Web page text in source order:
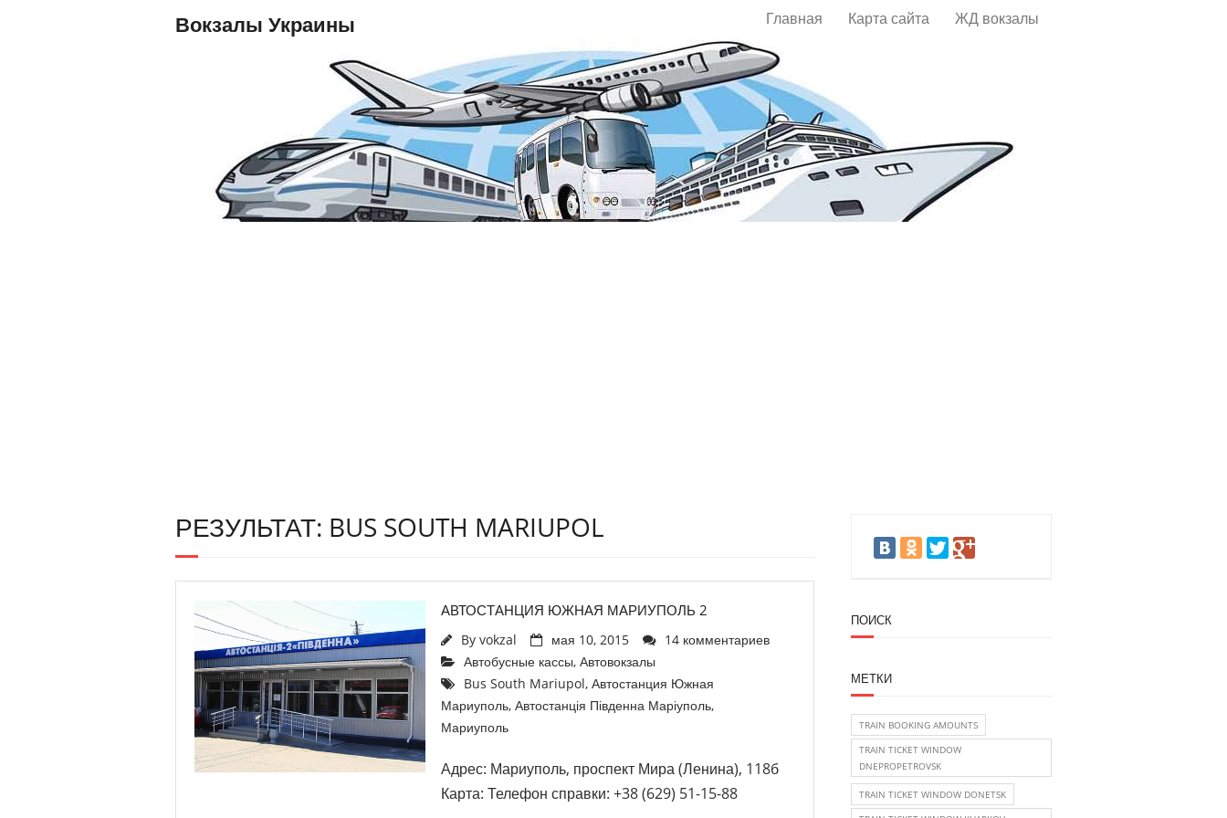
Вокзалы Украины Главная Карта сайта ЖД вокзалы
РЕЗУЛЬТАТ: BUS SOUTH MARIUPOL
АВТОСТАНЦИЯ ЮЖНАЯ МАРИУПОЛЬ 2
Byvokzal мая 10, 2015
14 комментариев
Автобусные кассы,Автовокзалы
Bus South Mariupol,Автостанция Южная
Мариуполь,Автостанція Південна Маріуполь,
Мариуполь
Адрес: Мариуполь, проспект Мира (Ленина), 118б
Карта: Телефон справки: +38 (629) 51-15-88
ПОИСК
МЕТКИ
TRAIN BOOKING AMOUNTS
TRAIN TICKET WINDOW
DNEPROPETROVSK
TRAIN TICKET WINDOW DONETSK